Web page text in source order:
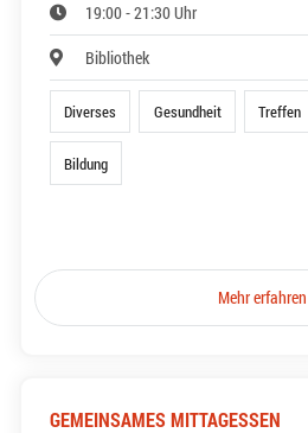
19:00 - 21:30 Uhr
Bibliothek
Diverses Gesundheit Treffen
Bildung
Mehr erfahren
GEMEINSAMES MITTAGESSEN